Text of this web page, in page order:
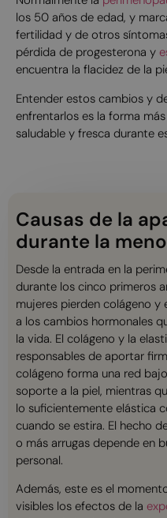
los 50 años de edad, y
fertilidad y de otros
pérdida de progesterona y
encuentra la flacidez de la
Entender estos cambios y
enfrentarlos es la forma
saludable y fresca durante
Causas de la
durante la
Desde la entrada en la
durante los cinco primeros
mujeres pierden colágeno
a los cambios hormonales
la vida. El colágeno y la
responsables de aportar
colágeno forma una red
soporte a la piel, mientras
lo suficientemente elástica
cuando se estira. El hecho
o más arrugas depende en
personal.
Además, este es el
visibles los efectos de la